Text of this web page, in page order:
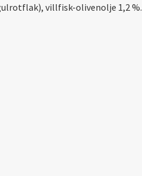
villfisk-olivenolje 1,2 %.